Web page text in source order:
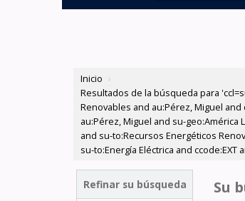
Inicio ›
Resultados de la búsqueda para
Renovables and au:Pérez, Miguel and
au:Pérez, Miguel and su-geo:América
and su-to:Recursos Energéticos
su-to:Energía Eléctrica and ccode:EXT
Refinar su búsqueda Su